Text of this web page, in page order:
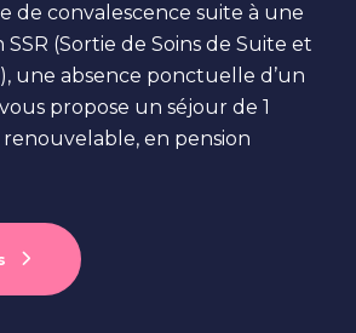
de convalescence suite à une
SSR (Sortie de Soins de Suite et
une absence ponctuelle d’un
propose un séjour de 1
renouvelable, en pension